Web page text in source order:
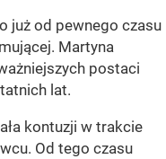
już od pewnego czasu
Martyna
postaci
lat.
kontuzji w trakcie
Od tego czasu